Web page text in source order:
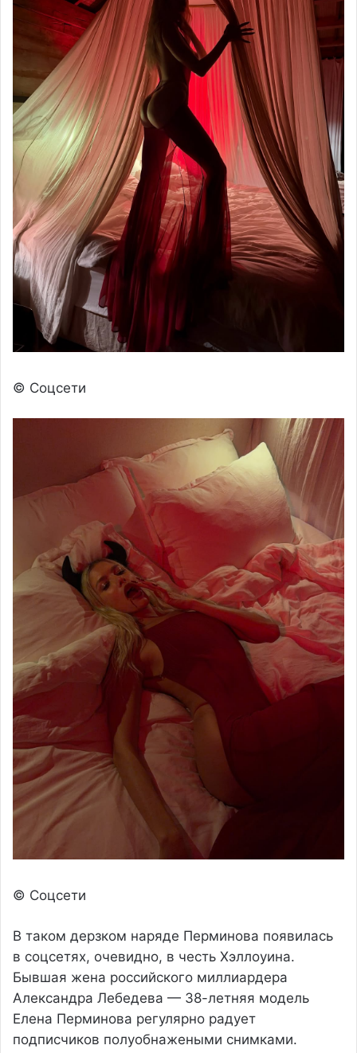
© Соцсети
© Соцсети
В таком дерзком наряде Перминова появилась
в соцсетях, очевидно, в честь Хэллоуина.
Бывшая жена российского миллиардера
Александра Лебедева — 38-летняя модель
Елена Перминова регулярно радует
подписчиков полуобнажеными снимками.